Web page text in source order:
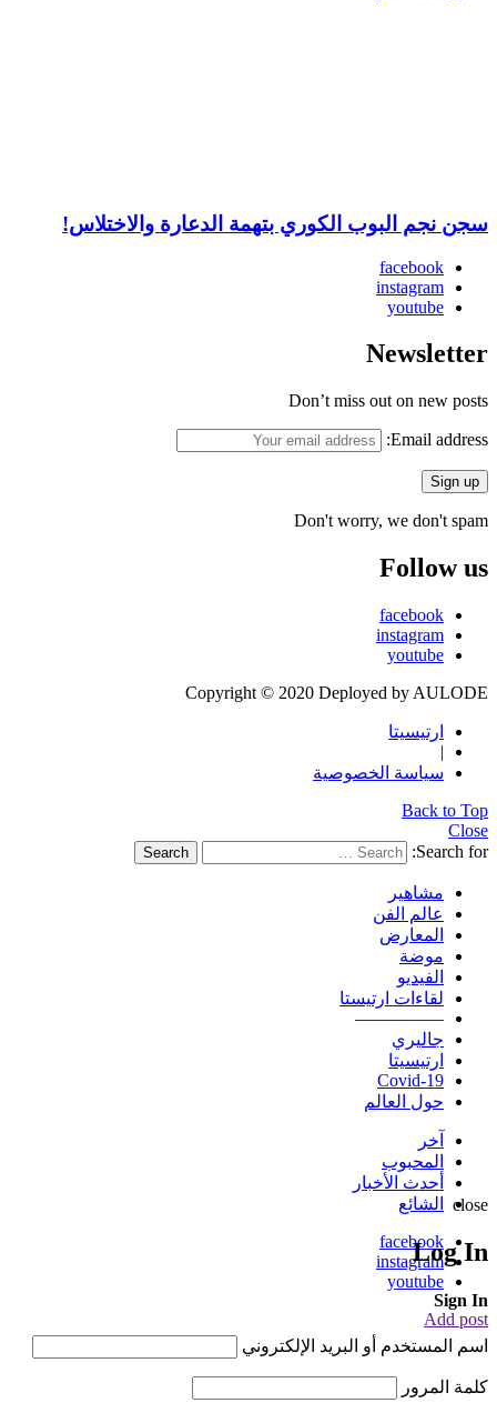
سجن نجم البوب الكوري بتهمة الدعارة والاختلاس!
facebook
instagram
youtube
Newsletter
Don’t miss out on new posts
Email address:
Don't worry, we don't spam
Follow us
facebook
instagram
youtube
Copyright © 2020 Deployed by AULODE
ارتيسيتا
|
سياسة الخصوصية
Back to Top
Close
Search for:
Search
مشاهير
عالم الفن
المعارض
موضة
الفيديو
لقاءات ارتيستا
—————
جاليري
ارتيسيتا
Covid-19
حول العالم
آخر
المحبوب
أحدث الأخبار
الشائع
facebook
instagram
youtube
Add post
close
Log In
Sign In
اسم المستخدم أو البريد الإلكتروني
كلمة المرور